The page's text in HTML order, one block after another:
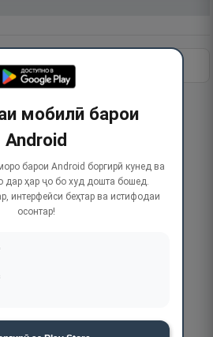
Идома додан
мобилӣ барои
Android
барои Android боргирӣ кунед ва
дар ҳар ҷо бо худ дошта бошед.
интерфейси беҳтар ва истифодаи
осонтар!